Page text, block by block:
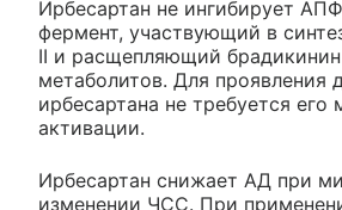
Ирбесартан не ингибирует
фермент, участвующий в
II и расщепляющий
метаболитов. Для проявления
ирбесартана не требуется его
активации.
Ирбесартан снижает АД при
изменении ЧСС. При